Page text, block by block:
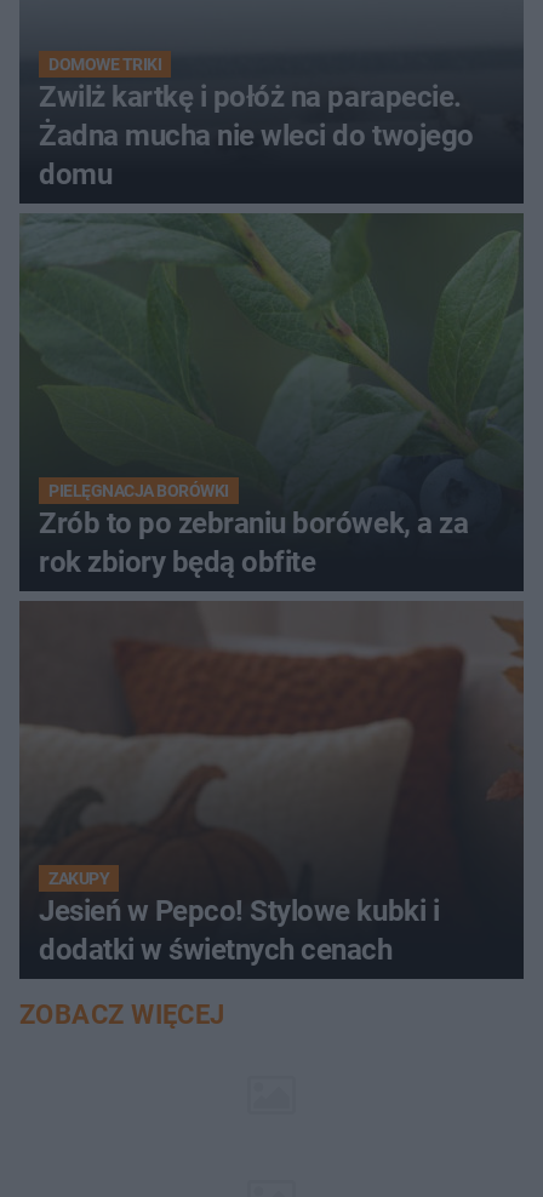
DOMOWE TRIKI
Zwilż kartkę i połóż na parapecie.
Żadna mucha nie wleci do twojego
domu
PIELĘGNACJA BORÓWKI
Zrób to po zebraniu borówek, a za
rok zbiory będą obfite
ZAKUPY
Jesień w Pepco! Stylowe kubki i
dodatki w świetnych cenach
ZOBACZ WIĘCEJ